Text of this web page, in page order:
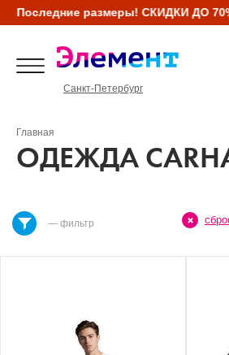
Последние размеры! СКИДКИ ДО 70%
Санкт-Петербург
Главная
ОДЕЖДА
— фильтр